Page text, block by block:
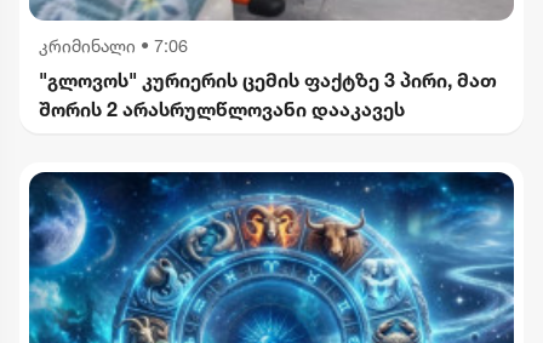
კრიმინალი • 7:06
"გლოვოს" კურიერის ცემის ფაქტზე 3 პირი, მათ
შორის 2 არასრულწლოვანი დააკავეს